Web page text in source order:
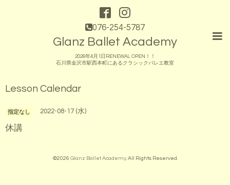
076-254-5787
Glanz Ballet Academy
2026年4月1日RENEWAL OPEN！！
石川県金沢市駅西本町にあるクラシックバレエ教室
Lesson Calendar
指定なし 2022-08-17 (水)
休講
©2026 Glanz Ballet Academy. All Rights Reserved.